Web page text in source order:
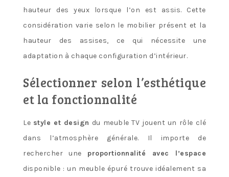
hauteur des yeux lorsque l’on est assis. Cette
considération varie selon le mobilier présent et la
hauteur des assises, ce qui nécessite une
adaptation à chaque configuration d’intérieur.
Sélectionner selon l’esthétique
et la fonctionnalité
Le style et design du meuble TV jouent un rôle clé
dans l’atmosphère générale. Il importe de
rechercher une proportionnalité avec l’espace
disponible : un meuble épuré trouve idéalement sa